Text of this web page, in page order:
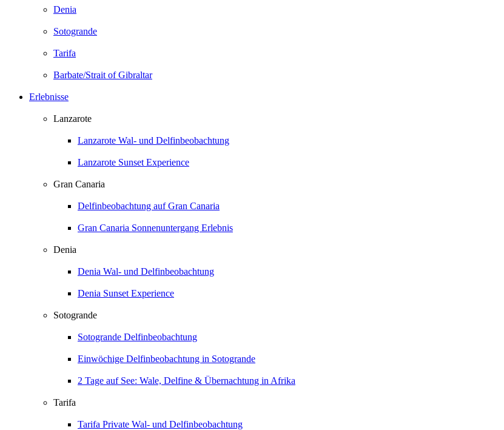
Denia
Sotogrande
Tarifa
Barbate/Strait of Gibraltar
Erlebnisse
Lanzarote
Lanzarote Wal- und Delfinbeobachtung
Lanzarote Sunset Experience
Gran Canaria
Delfinbeobachtung auf Gran Canaria
Gran Canaria Sonnenuntergang Erlebnis
Denia
Denia Wal- und Delfinbeobachtung
Denia Sunset Experience
Sotogrande
Sotogrande Delfinbeobachtung
Einwöchige Delfinbeobachtung in Sotogrande
2 Tage auf See: Wale, Delfine & Übernachtung in Afrika
Tarifa
Tarifa Private Wal- und Delfinbeobachtung